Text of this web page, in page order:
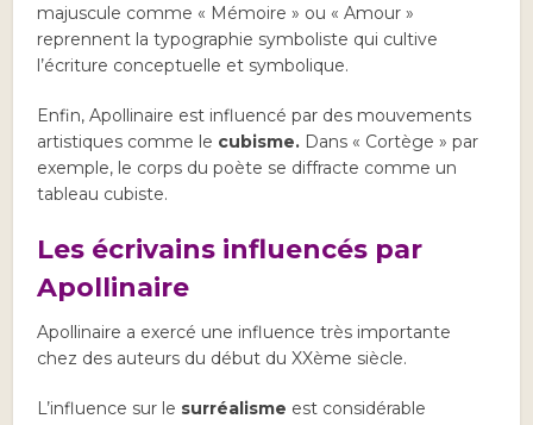
majuscule comme « Mémoire » ou « Amour »
reprennent la typographie symboliste qui cultive
l’écriture conceptuelle et symbolique.
Enfin, Apollinaire est influencé par des mouvements
artistiques comme le cubisme. Dans « Cortège » par
exemple, le corps du poète se diffracte comme un
tableau cubiste.
Les écrivains influencés par
Apollinaire
Apollinaire a exercé une influence très importante
chez des auteurs du début du XXème siècle.
L’influence sur le surréalisme est considérable